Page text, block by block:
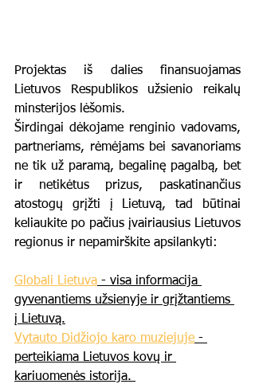
Projektas iš dalies finansuojamas
Lietuvos Respublikos užsienio reikalų
minsterijos lėšomis.
Širdingai dėkojame renginio vadovams,
partneriams, rėmėjams bei savanoriams
ne tik už paramą, begalinę pagalbą, bet
ir netikėtus prizus, paskatinančius
atostogų grįžti į Lietuvą, tad būtinai
keliaukite po pačius įvairiausius Lietuvos
regionus ir nepamirškite apsilankyti:
Globali Lietuva - visa informacija
gyvenantiems užsienyje ir grįžtantiems
į Lietuvą.
Vytauto Didžiojo karo muziejuje -
perteikiama Lietuvos kovų ir
kariuomenės istorija.